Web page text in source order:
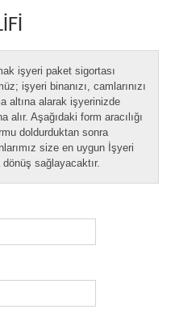
işyeri paket sigortası
işyeri binanızı, camlarınızı
altına alarak işyerinizde
alır. Aşağıdaki form aracılığı
doldurduktan sonra
size en uygun İşyeri
sağlayacaktır.